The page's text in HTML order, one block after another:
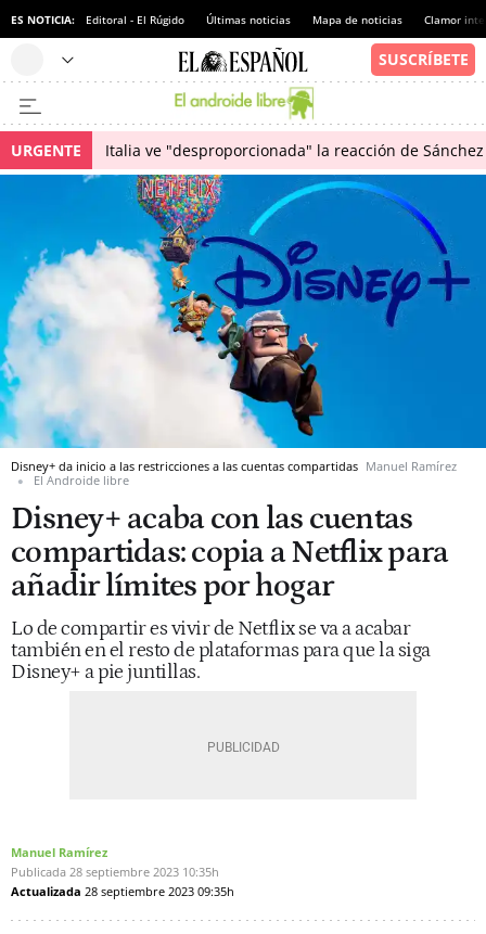
ES NOTICIA: Editoral - El Rúgido Últimas noticias Mapa de noticias Clamor
URGENTE Italia ve "desproporcionada" la reacción de
Disney+ da inicio a las restricciones a las cuentas compartidas Manuel Ramírez
El Androide libre
Disney+ acaba con las cuentas
compartidas: copia a Netflix para
añadir límites por hogar
Lo de compartir es vivir de Netflix se va a acabar
también en el resto de plataformas para que la siga
Disney+ a pie juntillas.
Manuel Ramírez
Publicada 28 septiembre 2023 10:35h
Actualizada 28 septiembre 2023 09:35h